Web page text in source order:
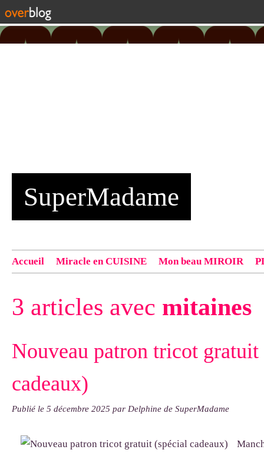
SuperMadame
Accueil Miracle en CUISINE Mon beau MIROIR
exemple : "Bonnet cloche From Annie", "Veste Rue
3 articles avec mitaines
Nouveau patron tricot gratuit
cadeaux)
Publié le 5 décembre 2025 par Delphine de SuperMadame